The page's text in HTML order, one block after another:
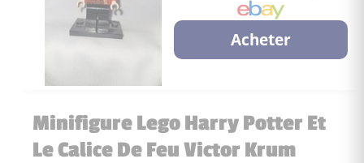
Acheter
Minifigure Lego Harry Potter Et
Le Calice De Feu Victor Krum